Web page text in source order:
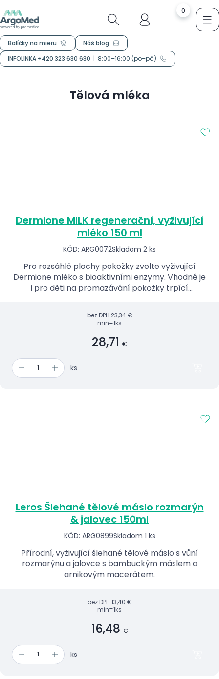
0
Balíčky na mieru
Náš blog
INFOLINKA +420 323 630 630 | 8:00–16:00 (po–pá)
Tělová mléka
Dermione MILK regenerační, vyživující
mléko 150 ml
KÓD: ARG0072Skladom 2 ks
Pro rozsáhlé plochy pokožky zvolte vyživující
Dermione mléko s bioaktivními enzymy. Vhodné je
i pro děti na promazávání pokožky trpící
bez DPH 23,34 €
min=1ks
28,71 €
ks
Leros Šlehané tělové máslo rozmarýn
& jalovec 150ml
KÓD: ARG0899Skladom 1 ks
Přírodní, vyživující šlehané tělové máslo s vůní
rozmarýnu a jalovce s bambuckým máslem a
arnikovým macerátem.
bez DPH 13,40 €
min=1ks
16,48 €
ks